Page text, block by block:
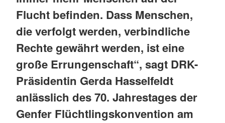
Flucht befinden. Dass Menschen,
die verfolgt werden, verbindliche
Rechte gewährt werden, ist eine
große Errungenschaft“, sagt DRK-
Präsidentin Gerda Hasselfeldt
anlässlich des 70. Jahrestages der
Genfer Flüchtlingskonvention am